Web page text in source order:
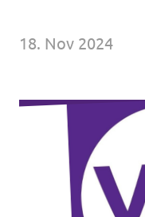
Volt
Startseite Volt
Mach mit!
18. Nov 2024